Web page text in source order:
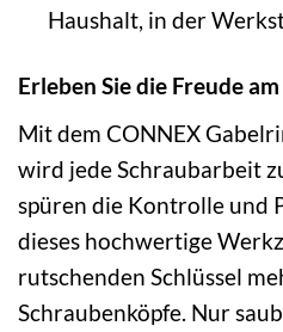
Haushalt, in der
Erleben Sie die Freude
Mit dem CONNEX
wird jede Schraubarbeit
spüren die Kontrolle und
dieses hochwertige
rutschenden Schlüssel
Schraubenköpfe. Nur